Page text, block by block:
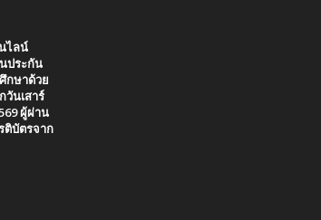
ไลน์
ประกัน
กษาด้วย
นเสาร์
ผู้ผ่าน
ติบัตรจาก